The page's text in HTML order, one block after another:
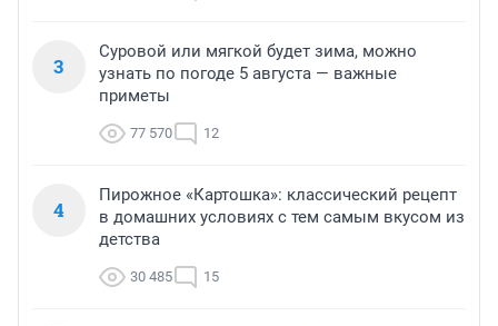
3
Суровой или мягкой будет зима, можно
узнать по погоде 5 августа — важные
приметы
77 570 12
4
Пирожное «Картошка»: классический рецепт
в домашних условиях с тем самым вкусом из
детства
30 485 15